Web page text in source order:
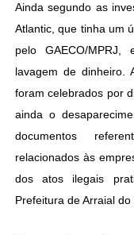
Ainda segundo as
Atlantic, que tinha um
pelo GAECO/
lavagem de dinheiro.
foram celebrados por
ainda o
documentos
relacionados às
dos atos ilegais
Prefeitura de Arraial do